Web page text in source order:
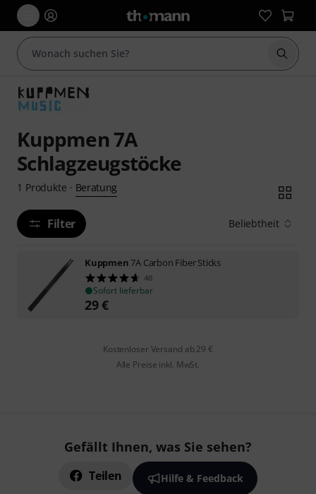
Suche
Kuppmen 7A
Schlagzeugstöcke
1 Produkte · Beratung
Filter Beliebtheit
Kuppmen7A Carbon Fiber Sticks
40
Sofort lieferbar
29€
Kostenloser Versand ab 29 €
Alle Preise inkl. MwSt.
Gefällt Ihnen, was Sie sehen?
Teilen Hilfe & Feedback